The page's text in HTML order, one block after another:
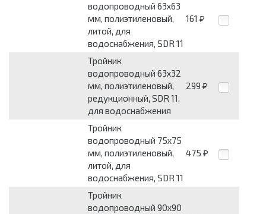
водопроводный 63x63
мм, полиэтиленовый,
литой, для
водоснабжения, SDR 11
161 ₽
Тройник
водопроводный 63x32
мм, полиэтиленовый,
редукционный, SDR 11,
для водоснабжения
299 ₽
Тройник
водопроводный 75x75
мм, полиэтиленовый,
литой, для
водоснабжения, SDR 11
475 ₽
Тройник
водопроводный 90x90